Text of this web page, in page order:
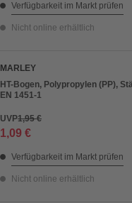
Verfügbarkeit im Markt prüfen
Nicht online erhältlich
MARLEY
HT-Bogen, Polypropylen (PP),
EN 1451-1
UVP1,95 €
1,09 €
Verfügbarkeit im Markt prüfen
Nicht online erhältlich